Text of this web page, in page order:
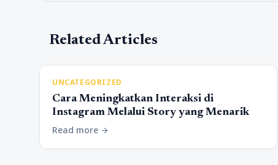
Related Articles
UNCATEGORIZED
Cara Meningkatkan Interaksi di
Instagram Melalui Story yang Menarik
Read more arrow_forward